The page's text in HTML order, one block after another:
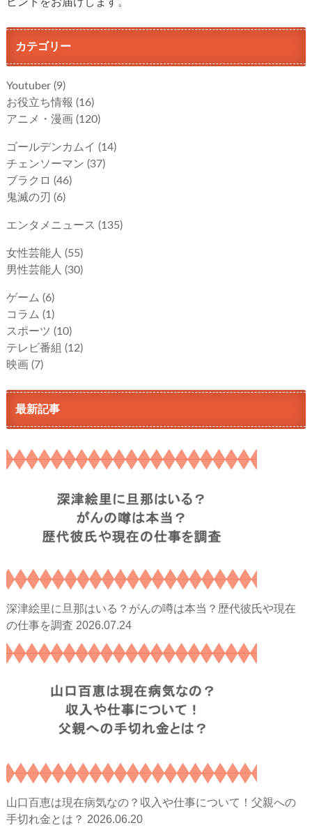
カテゴリー
Youtuber (9)
お役立ち情報 (16)
アニメ・漫画 (120)
ゴールデンカムイ (14)
チェンソーマン (37)
ブラクロ (46)
鬼滅の刃 (6)
エンタメニュース (135)
女性芸能人 (55)
男性芸能人 (30)
ゲーム (6)
コラム (1)
スポーツ (10)
テレビ番組 (12)
映画 (7)
最新記事
深津絵里に旦那はいる？がんの噂は本当？歴代彼氏や現在
の仕事を調査 2026.07.24
山口百恵は現在病気なの？収入や仕事について！父親への
手切れ金とは？ 2026.06.20